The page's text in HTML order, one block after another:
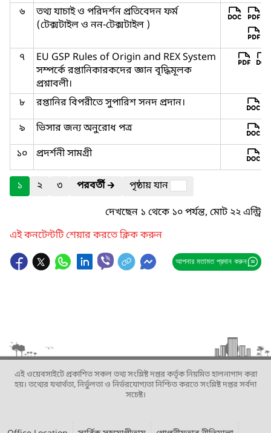
৬
তথ্য যাচাই ও পরিদর্শন প্রতিবেদন ফর্ম
(টেক্সটাইল ও নন-টেক্সটাইল )
৭
EU GSP Rules of Origin and REX System
সম্পর্কে রপ্তানিকারকদের জ্ঞান বৃদ্ধিমূলক
প্রশ্নাবলী।
৮
রপ্তানির বিপরীতে সুপারিশ সনদ প্রদান।
৯
ভিসার জন্য অনুরোধ পত্র
১০
প্রদর্শনী সামগ্রী
১ ২ ৩ পরবর্তী🡲
পৃষ্ঠায় যান
দেখছেন ১ থেকে ১০ পর্যন্ত, মোট ২২ এন্ট্রি
এই কনটেন্টটি শেয়ার করতে ক্লিক করুন
আপনার মতামত প্রদান করুন
এই ওয়েবসাইটে প্রকাশিত সকল তথ্য সংশ্লিষ্ট দপ্তর কর্তৃক নিয়মিত হালনাগাদ করা
হয়। তথ্যের যথার্থতা, নির্ভুলতা ও নির্ভরযোগ্যতা নিশ্চিত করতে সংশ্লিষ্ট দপ্তর সর্বদা
সচেষ্ট।